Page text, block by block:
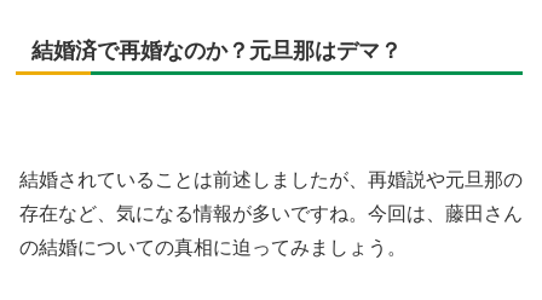
結婚済で再婚なのか？元旦那はデマ？
結婚されていることは前述しましたが、再婚説や元旦那の
存在など、気になる情報が多いですね。今回は、藤田さん
の結婚についての真相に迫ってみましょう。